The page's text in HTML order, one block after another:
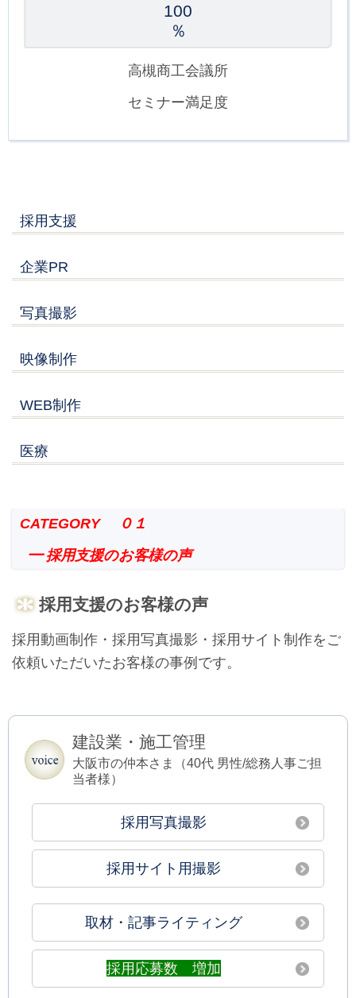
100
％
高槻商工会議所
セミナー満足度
採用支援
企業PR
写真撮影
映像制作
WEB制作
医療
CATEGORY ０１
━ 採用支援のお客様の声
採用支援のお客様の声
採用動画制作・採用写真撮影・採用サイト制作をご
依頼いただいたお客様の事例です。
建設業・施工管理
大阪市の仲本さま（40代 男性/総務人事ご担
当者様）
採用写真撮影
採用サイト用撮影
取材・記事ライティング
採用応募数 増加